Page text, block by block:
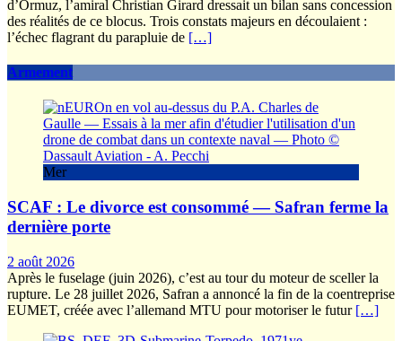
d’Ormuz, l’amiral Christian Girard dressait un bilan sans concession
des réalités de ce blocus. Trois constats majeurs en découlaient :
l’échec flagrant du parapluie de […]
Armement
Mer
SCAF : Le divorce est consommé — Safran ferme la
dernière porte
2 août 2026
Après le fuselage (juin 2026), c’est au tour du moteur de sceller la
rupture. Le 28 juillet 2026, Safran a annoncé la fin de la coentreprise
EUMET, créée avec l’allemand MTU pour motoriser le futur […]